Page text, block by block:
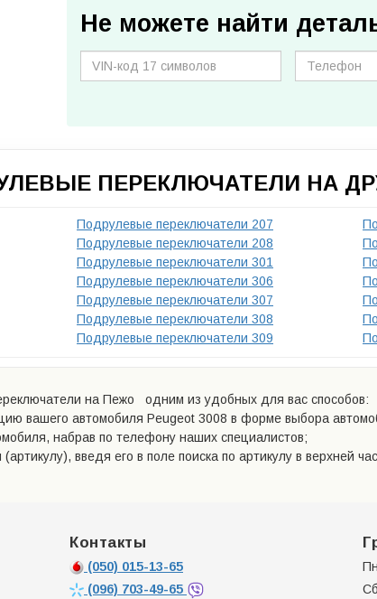
Не можете найти
ПЕРЕКЛЮЧАТЕЛИ НА
Подрулевые переключатели 207
Подрулевые переключатели 208
Подрулевые переключатели 301
Подрулевые переключатели 306
Подрулевые переключатели 307
Подрулевые переключатели 308
Подрулевые переключатели 309
на Пежо одним из удобных для вас способов:
вашего автомобиля Peugeot 3008 в форме выбора
набрав по телефону наших специалистов;
введя его в поле поиска по артикулу в верхней
Контакты
(050) 015-13-65
(096) 703-49-65